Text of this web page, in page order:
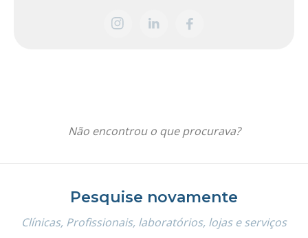
Não encontrou o que procurava?
Pesquise novamente
Clínicas, Profissionais, laboratórios, lojas e serviços